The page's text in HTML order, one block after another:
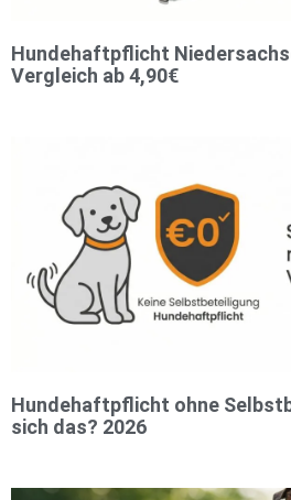
Hundehaftpflicht
Vergleich ab 4,90€
Hundehaftpflicht ohne
sich das? 2026